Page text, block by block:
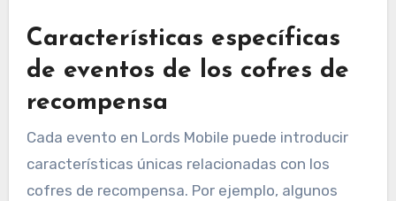
Características específicas
de eventos de los cofres de
recompensa
Cada evento en Lords Mobile puede introducir
características únicas relacionadas con los
cofres de recompensa. Por ejemplo, algunos